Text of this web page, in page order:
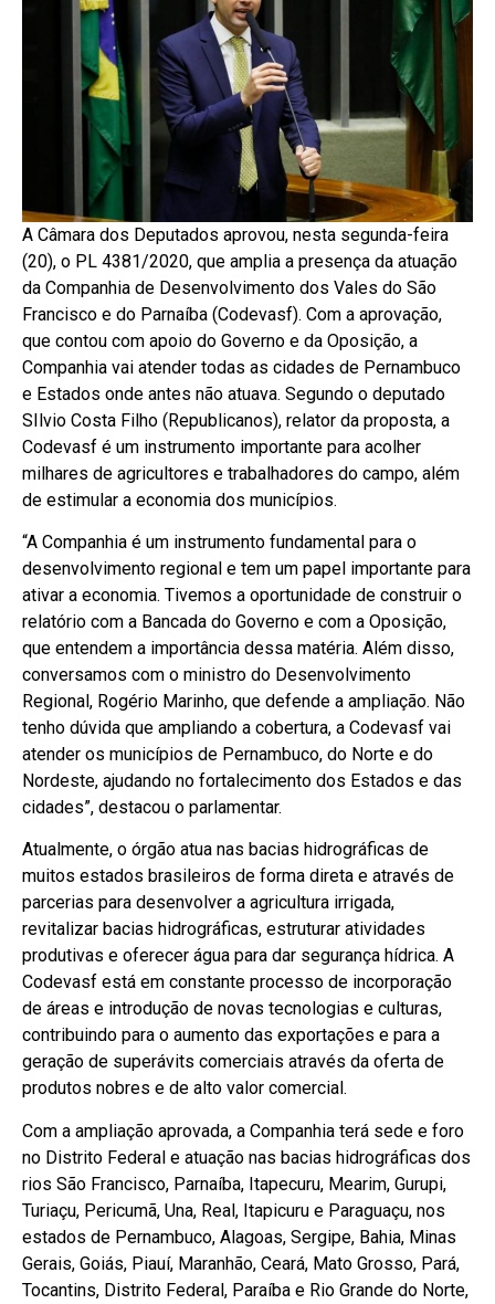
A Câmara dos Deputados aprovou, nesta segunda-feira
(20), o PL 4381/2020, que amplia a presença da atuação
da Companhia de Desenvolvimento dos Vales do São
Francisco e do Parnaíba (Codevasf). Com a aprovação,
que contou com apoio do Governo e da Oposição, a
Companhia vai atender todas as cidades de Pernambuco
e Estados onde antes não atuava. Segundo o deputado
SIlvio Costa Filho (Republicanos), relator da proposta, a
Codevasf é um instrumento importante para acolher
milhares de agricultores e trabalhadores do campo, além
de estimular a economia dos municípios.
“A Companhia é um instrumento fundamental para o
desenvolvimento regional e tem um papel importante para
ativar a economia. Tivemos a oportunidade de construir o
relatório com a Bancada do Governo e com a Oposição,
que entendem a importância dessa matéria. Além disso,
conversamos com o ministro do Desenvolvimento
Regional, Rogério Marinho, que defende a ampliação. Não
tenho dúvida que ampliando a cobertura, a Codevasf vai
atender os municípios de Pernambuco, do Norte e do
Nordeste, ajudando no fortalecimento dos Estados e das
cidades”, destacou o parlamentar.
Atualmente, o órgão atua nas bacias hidrográficas de
muitos estados brasileiros de forma direta e através de
parcerias para desenvolver a agricultura irrigada,
revitalizar bacias hidrográficas, estruturar atividades
produtivas e oferecer água para dar segurança hídrica. A
Codevasf está em constante processo de incorporação
de áreas e introdução de novas tecnologias e culturas,
contribuindo para o aumento das exportações e para a
geração de superávits comerciais através da oferta de
produtos nobres e de alto valor comercial.
Com a ampliação aprovada, a Companhia terá sede e foro
no Distrito Federal e atuação nas bacias hidrográficas dos
rios São Francisco, Parnaíba, Itapecuru, Mearim, Gurupi,
Turiaçu, Pericumã, Una, Real, Itapicuru e Paraguaçu, nos
estados de Pernambuco, Alagoas, Sergipe, Bahia, Minas
Gerais, Goiás, Piauí, Maranhão, Ceará, Mato Grosso, Pará,
Tocantins, Distrito Federal, Paraíba e Rio Grande do Norte,